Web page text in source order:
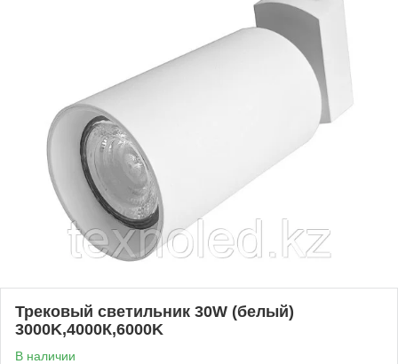
Трековый светильник 30W (белый)
3000K,4000К,6000K
В наличии